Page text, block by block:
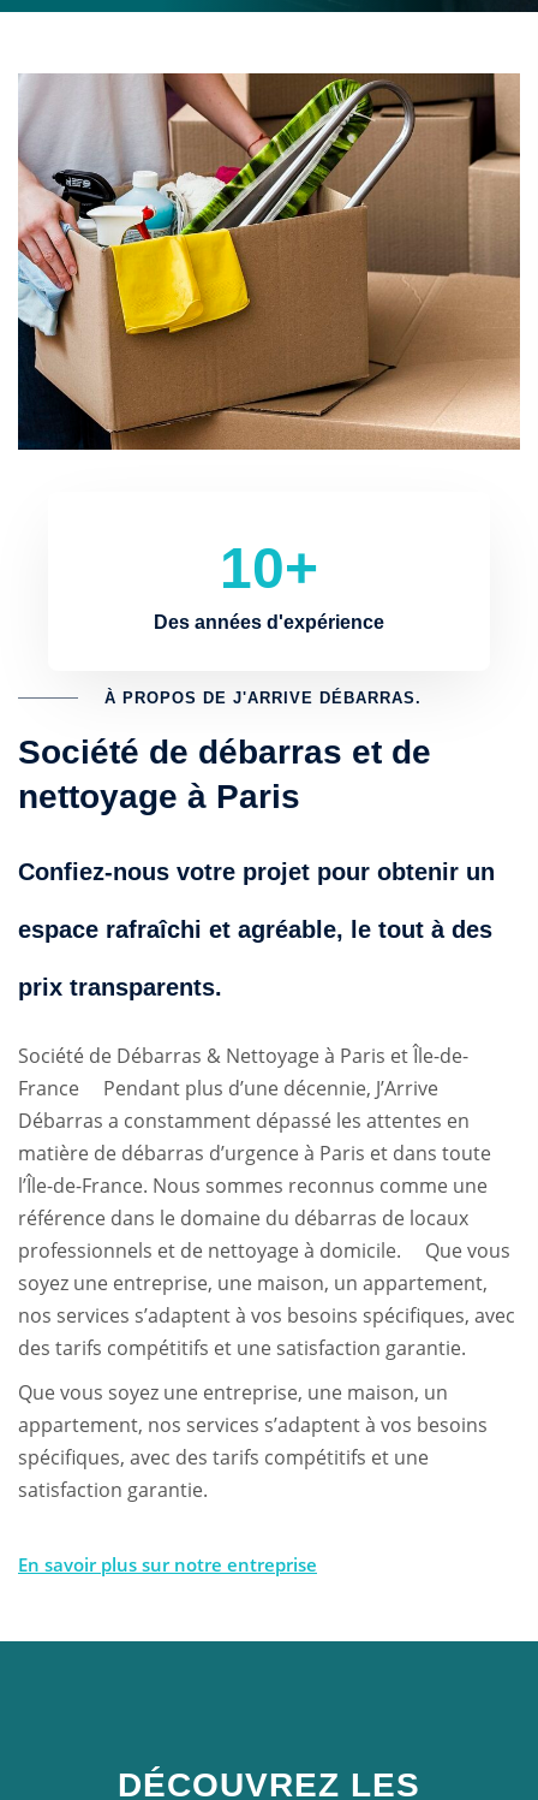
10+
Des années d'expérience
À PROPOS DE J'ARRIVE DÉBARRAS.
Société de débarras et de
nettoyage à Paris
Confiez-nous votre projet pour obtenir un
espace rafraîchi et agréable, le tout à des
prix transparents.
Société de Débarras & Nettoyage à Paris et Île-de-
France Pendant plus d’une décennie, J’Arrive
Débarras a constamment dépassé les attentes en
matière de débarras d’urgence à Paris et dans toute
l’Île-de-France. Nous sommes reconnus comme une
référence dans le domaine du débarras de locaux
professionnels et de nettoyage à domicile. Que vous
soyez une entreprise, une maison, un appartement,
nos services s’adaptent à vos besoins spécifiques, avec
des tarifs compétitifs et une satisfaction garantie.
Que vous soyez une entreprise, une maison, un
appartement, nos services s’adaptent à vos besoins
spécifiques, avec des tarifs compétitifs et une
satisfaction garantie.
En savoir plus sur notre entreprise
DÉCOUVREZ LES